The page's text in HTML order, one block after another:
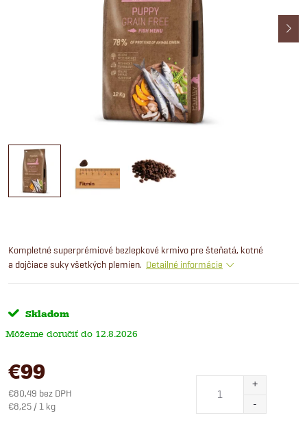
Kompletné superprémiové bezlepkové krmivo pre šteňatá, kotné
a dojčiace suky všetkých plemien. Detailné informácie
Skladom
12.8.2026
€99
€80,49 bez DPH
Jednotková
€8,25 / 1 kg